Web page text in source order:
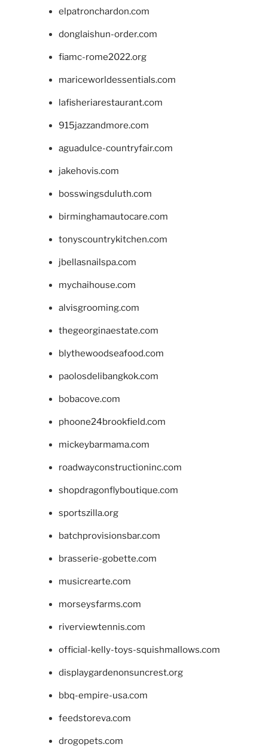
elpatronchardon.com
donglaishun-order.com
fiamc-rome2022.org
mariceworldessentials.com
lafisheriarestaurant.com
915jazzandmore.com
aguadulce-countryfair.com
jakehovis.com
bosswingsduluth.com
birminghamautocare.com
tonyscountrykitchen.com
jbellasnailspa.com
mychaihouse.com
alvisgrooming.com
thegeorginaestate.com
blythewoodseafood.com
paolosdelibangkok.com
bobacove.com
phoone24brookfield.com
mickeybarmama.com
roadwayconstructioninc.com
shopdragonflyboutique.com
sportszilla.org
batchprovisionsbar.com
brasserie-gobette.com
musicrearte.com
morseysfarms.com
riverviewtennis.com
official-kelly-toys-squishmallows.com
displaygardenonsuncrest.org
bbq-empire-usa.com
feedstoreva.com
drogopets.com